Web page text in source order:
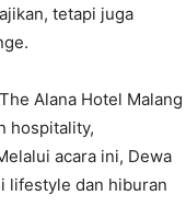
tetapi juga
Alana Hotel Malang
hospitality,
acara ini, Dewa
lifestyle dan hiburan